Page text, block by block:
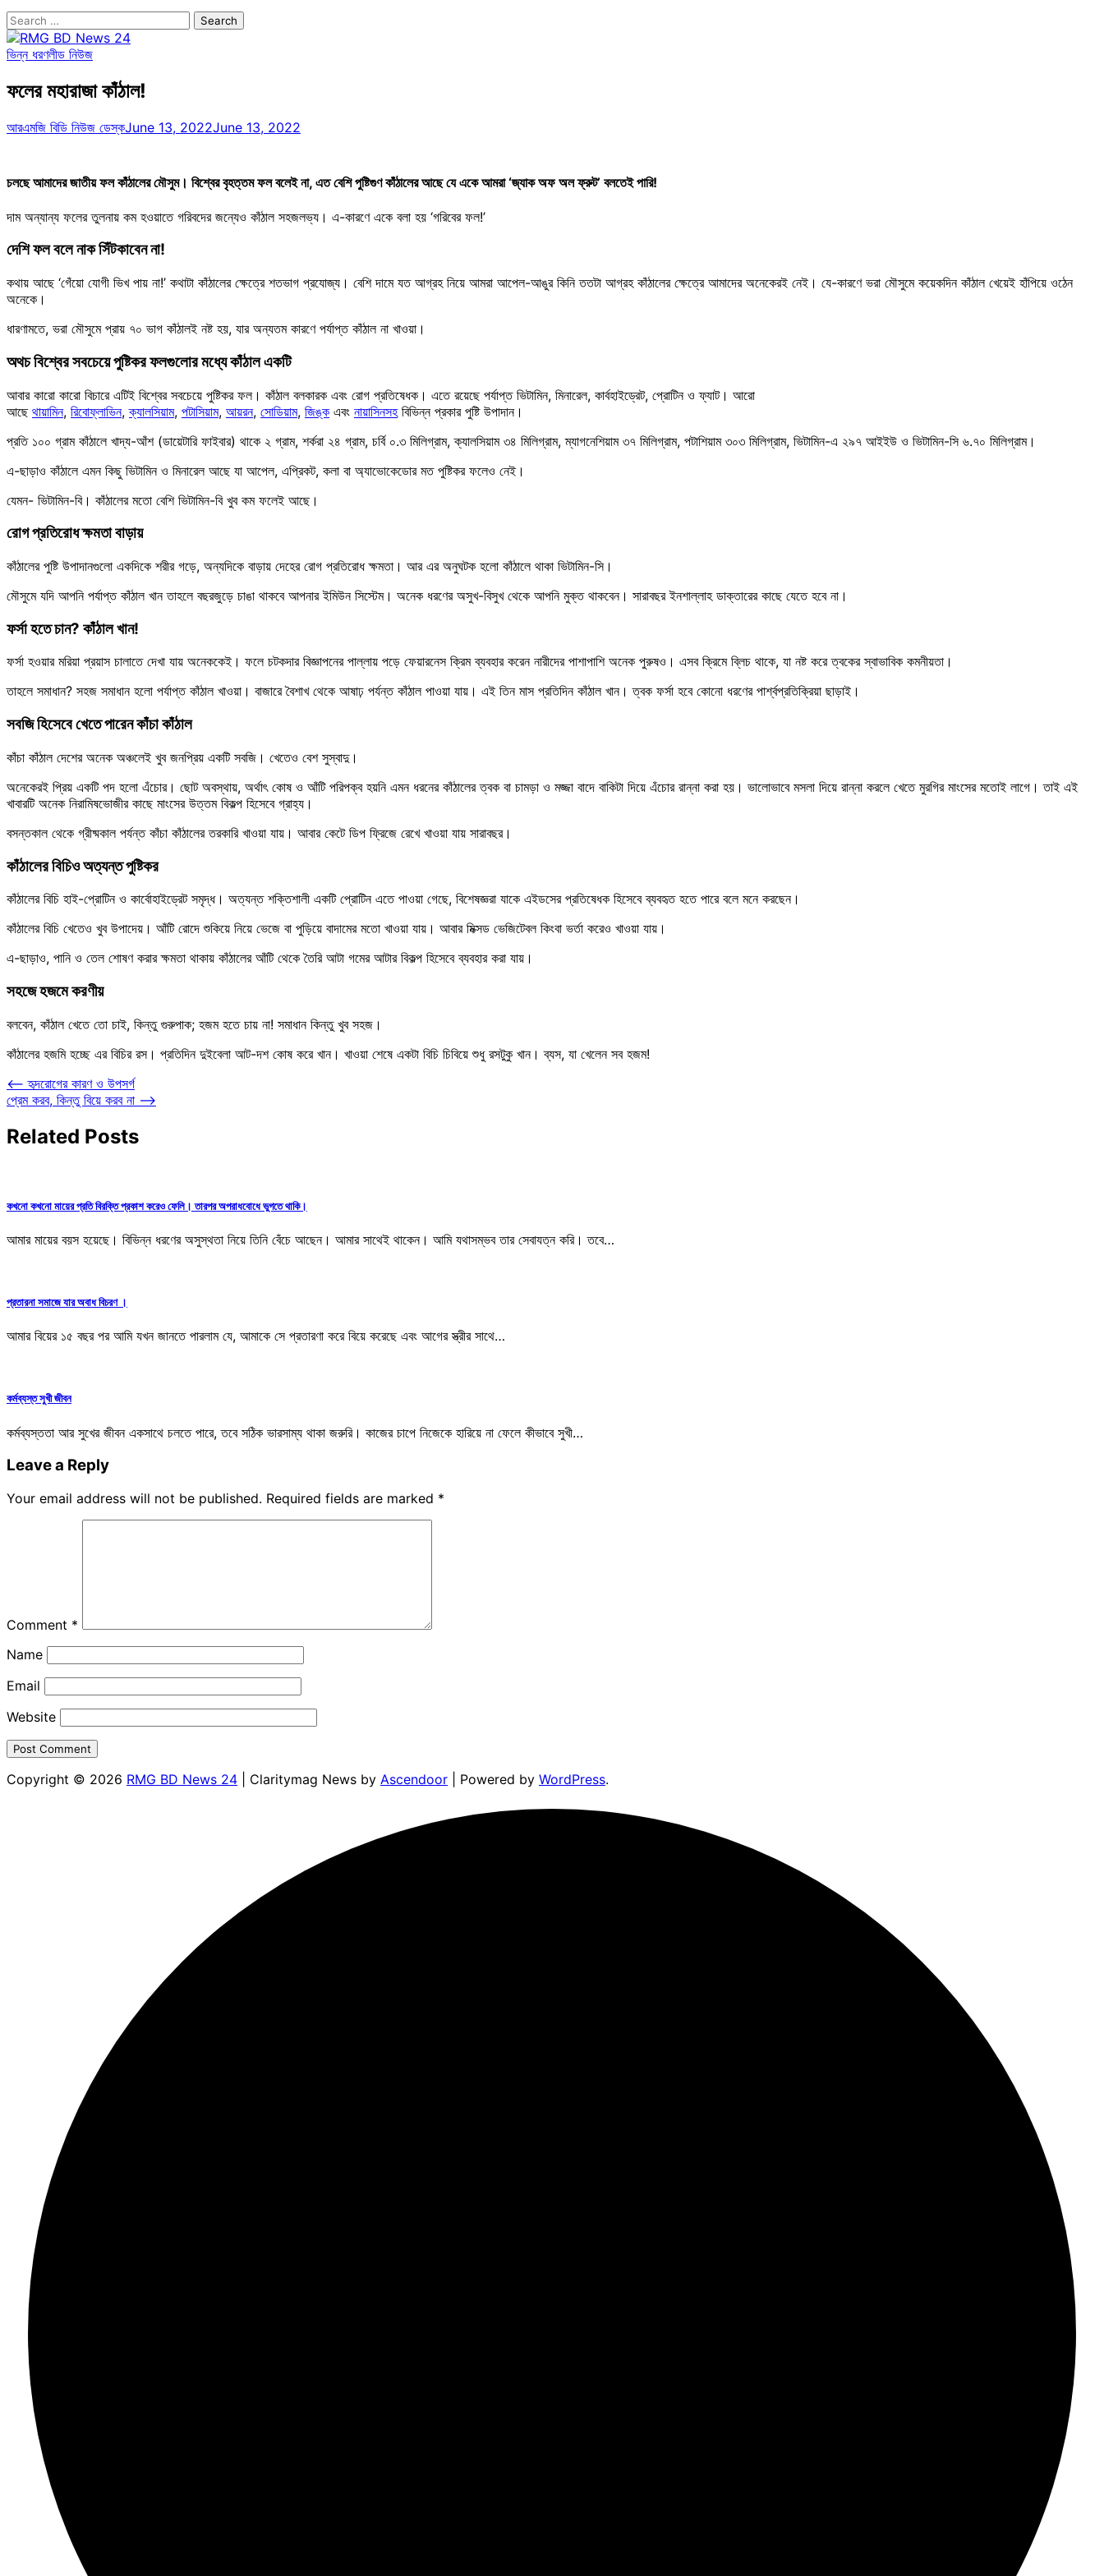
Search
for:
ভিন্ন ধরণলীড নিউজ
ফলের মহারাজা কাঁঠাল!
আরএমজি বিডি নিউজ ডেস্কJune 13, 2022June 13, 2022
চলছে আমাদের জাতীয় ফল কাঁঠালের মৌসুম। বিশ্বের বৃহত্তম ফল বলেই না, এত বেশি পুষ্টিগুণ কাঁঠালের আছে যে একে আমরা ‘জ্যাক অফ অল ফ্রুট’ বলতেই পারি!
দাম অন্যান্য ফলের তুলনায় কম হওয়াতে গরিবদের জন্যেও কাঁঠাল সহজলভ্য। এ-কারণে একে বলা হয় ‘গরিবের ফল!’
দেশি ফল বলে নাক সিঁটকাবেন না!
কথায় আছে ‘গেঁয়ো যোগী ভিখ পায় না!’ কথাটা কাঁঠালের ক্ষেত্রে শতভাগ প্রযোজ্য। বেশি দামে যত আগ্রহ নিয়ে আমরা আপেল-আঙুর কিনি ততটা আগ্রহ কাঁঠালের ক্ষেত্রে আমাদের অনেকেরই নেই। যে-কারণে ভরা মৌসুমে কয়েকদিন কাঁঠাল খেয়েই হাঁপিয়ে ওঠেন
অনেকে।
ধারণামতে, ভরা মৌসুমে প্রায় ৭০ ভাগ কাঁঠালই নষ্ট হয়, যার অন্যতম কারণে পর্যাপ্ত কাঁঠাল না খাওয়া।
অথচ বিশ্বের সবচেয়ে পুষ্টিকর ফলগুলোর মধ্যে কাঁঠাল একটি
আবার কারো কারো বিচারে এটিই বিশ্বের সবচেয়ে পুষ্টিকর ফল। কাঁঠাল বলকারক এবং রোগ প্রতিষেধক। এতে রয়েছে পর্যাপ্ত ভিটামিন, মিনারেল, কার্বহাইড্রেট, প্রোটিন ও ফ্যাট। আরো
আছে থায়ামিন, রিবোফ্লাভিন,ক্যালসিয়াম, পটাসিয়াম, আয়রন, সোডিয়াম, জিঙ্ক এবং নায়াসিনসহবিভিন্ন প্রকার পুষ্টি উপাদান।
প্রতি ১০০ গ্রাম কাঁঠালে খাদ্য-আঁশ (ডায়েটারি ফাইবার) থাকে ২ গ্রাম, শর্করা ২৪ গ্রাম, চর্বি ০.৩ মিলিগ্রাম, ক্যালসিয়াম ৩৪ মিলিগ্রাম, ম্যাগনেশিয়াম ৩৭ মিলিগ্রাম, পটাশিয়াম ৩০৩ মিলিগ্রাম, ভিটামিন-এ ২৯৭ আইইউ ও ভিটামিন-সি ৬.৭০ মিলিগ্রাম।
এ-ছাড়াও কাঁঠালে এমন কিছু ভিটামিন ও মিনারেল আছে যা আপেল, এপ্রিকট, কলা বা অ্যাভোকেডোর মত পুষ্টিকর ফলেও নেই।
যেমন- ভিটামিন-বি। কাঁঠালের মতো বেশি ভিটামিন-বি খুব কম ফলেই আছে।
রোগ প্রতিরোধ ক্ষমতা বাড়ায়
কাঁঠালের পুষ্টি উপাদানগুলো একদিকে শরীর গড়ে, অন্যদিকে বাড়ায় দেহের রোগ প্রতিরোধ ক্ষমতা। আর এর অনুঘটক হলো কাঁঠালে থাকা ভিটামিন-সি।
মৌসুমে যদি আপনি পর্যাপ্ত কাঁঠাল খান তাহলে বছরজুড়ে চাঙা থাকবে আপনার ইমিউন সিস্টেম। অনেক ধরণের অসুখ-বিসুখ থেকে আপনি মুক্ত থাকবেন। সারাবছর ইনশাল্লাহ ডাক্তারের কাছে যেতে হবে না।
ফর্সা হতে চান? কাঁঠাল খান!
ফর্সা হওয়ার মরিয়া প্রয়াস চালাতে দেখা যায় অনেককেই। ফলে চটকদার বিজ্ঞাপনের পাল্লায় পড়ে ফেয়ারনেস ক্রিম ব্যবহার করেন নারীদের পাশাপাশি অনেক পুরুষও। এসব ক্রিমে ব্লিচ থাকে, যা নষ্ট করে ত্বকের স্বাভাবিক কমনীয়তা।
তাহলে সমাধান? সহজ সমাধান হলো পর্যাপ্ত কাঁঠাল খাওয়া। বাজারে বৈশাখ থেকে আষাঢ় পর্যন্ত কাঁঠাল পাওয়া যায়। এই তিন মাস প্রতিদিন কাঁঠাল খান। ত্বক ফর্সা হবে কোনো ধরণের পার্শ্বপ্রতিক্রিয়া ছাড়াই।
সবজি হিসেবে খেতে পারেন কাঁচা কাঁঠাল
কাঁচা কাঁঠাল দেশের অনেক অঞ্চলেই খুব জনপ্রিয় একটি সবজি। খেতেও বেশ সুস্বাদু।
অনেকেরই প্রিয় একটি পদ হলো এঁচোর। ছোট অবস্থায়, অর্থাৎ কোষ ও আঁটি পরিপক্ব হয়নি এমন ধরনের কাঁঠালের ত্বক বা চামড়া ও মজ্জা বাদে বাকিটা দিয়ে এঁচোর রান্না করা হয়। ভালোভাবে মসলা দিয়ে রান্না করলে খেতে মুরগির মাংসের মতোই লাগে। তাই এই
খাবারটি অনেক নিরামিষভোজীর কাছে মাংসের উত্তম বিকল্প হিসেবে গ্রাহ্য।
বসন্তকাল থেকে গ্রীষ্মকাল পর্যন্ত কাঁচা কাঁঠালের তরকারি খাওয়া যায়। আবার কেটে ডিপ ফ্রিজে রেখে খাওয়া যায় সারাবছর।
কাঁঠালের বিচিও অত্যন্ত পুষ্টিকর
কাঁঠালের বিচি হাই-প্রোটিন ও কার্বোহাইড্রেট সমৃদ্ধ। অত্যন্ত শক্তিশালী একটি প্রোটিন এতে পাওয়া গেছে, বিশেষজ্ঞরা যাকে এইডসের প্রতিষেধক হিসেবে ব্যবহৃত হতে পারে বলে মনে করছেন।
কাঁঠালের বিচি খেতেও খুব উপাদেয়। আঁটি রোদে শুকিয়ে নিয়ে ভেজে বা পুড়িয়ে বাদামের মতো খাওয়া যায়। আবার মিক্সড ভেজিটেবল কিংবা ভর্তা করেও খাওয়া যায়।
এ-ছাড়াও, পানি ও তেল শোষণ করার ক্ষমতা থাকায় কাঁঠালের আঁটি থেকে তৈরি আটা গমের আটার বিকল্প হিসেবে ব্যবহার করা যায়।
সহজে হজমে করণীয়
বলবেন, কাঁঠাল খেতে তো চাই, কিন্তু গুরুপাক; হজম হতে চায় না! সমাধান কিন্তু খুব সহজ।
কাঁঠালের হজমি হচ্ছে এর বিচির রস। প্রতিদিন দুইবেলা আট-দশ কোষ করে খান। খাওয়া শেষে একটা বিচি চিবিয়ে শুধু রসটুকু খান। ব্যস, যা খেলেন সব হজম!
Post
navigation
⟵ হৃদরোগের কারণ ও উপসর্গ
প্রেম করব, কিন্তু বিয়ে করব না ⟶
Related Posts
কখনো কখনো মায়ের প্রতি বিরক্তি প্রকাশ করেও ফেলি। তারপর অপরাধবোধে ভুগতে থাকি।
আমার মায়ের বয়স হয়েছে। বিভিন্ন ধরণের অসুস্থতা নিয়ে তিনি বেঁচে আছেন। আমার সাথেই থাকেন। আমি যথাসম্ভব তার সেবাযত্ন করি। তবে…
প্রতারনা সমাজে যার অবাধ বিচরণ ।
আমার বিয়ের ১৫ বছর পর আমি যখন জানতে পারলাম যে, আমাকে সে প্রতারণা করে বিয়ে করেছে এবং আগের স্ত্রীর সাথে…
কর্মব্যস্ত সুখী জীবন
কর্মব্যস্ততা আর সুখের জীবন একসাথে চলতে পারে, তবে সঠিক ভারসাম্য থাকা জরুরি। কাজের চাপে নিজেকে হারিয়ে না ফেলে কীভাবে সুখী…
Leave a Reply
Your email address will not be published. Required fields are marked *
Comment *
Name
Email
Website
Copyright © 2026 RMG BD News 24 | Claritymag News by Ascendoor | Powered by WordPress.